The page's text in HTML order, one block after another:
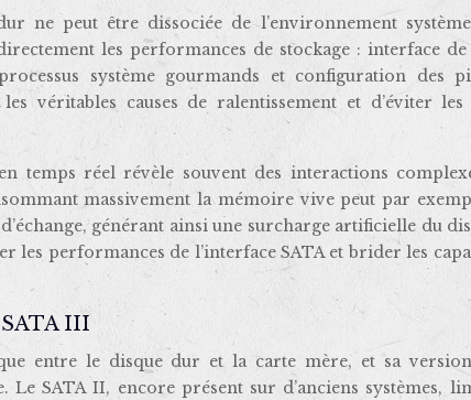
ne peut être dissociée de l’environnement
les performances de stockage : interface
système gourmands et configuration des
véritables causes de ralentissement et d’éviter les
temps réel révèle souvent des interactions
massivement la mémoire vive peut par
générant ainsi une surcharge artificielle du
les performances de l’interface SATA et brider les
III
entre le disque dur et la carte mère, et sa
Le SATA II, encore présent sur d’anciens systèmes,